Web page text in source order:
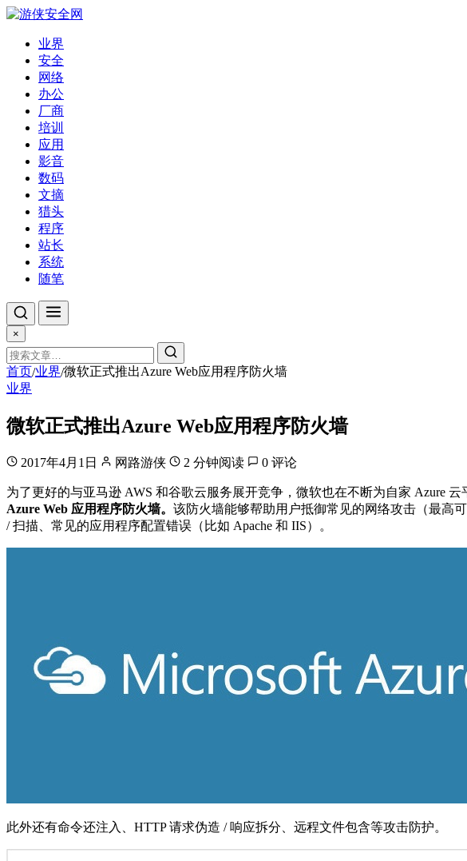
业界
安全
网络
办公
厂商
培训
应用
影音
数码
文摘
猎头
程序
站长
系统
随笔
×
首页/业界/微软正式推出Azure Web应用程序防火墙
业界
微软正式推出Azure Web应用程序防火墙
2017年4月1日 网路游侠 2 分钟阅读 0 评论
为了更好的与亚马逊 AWS 和谷歌云服务展开竞争，微软也在不断为自家 Azure 云
Azure Web 应用程序防火墙。 该防火墙能够帮助用户抵御常见的网络攻击（最高
/ 扫描、常见的应用程序配置错误（比如 Apache 和 IIS）。
此外还有命令还注入、HTTP 请求伪造 / 响应拆分、远程文件包含等攻击防护。